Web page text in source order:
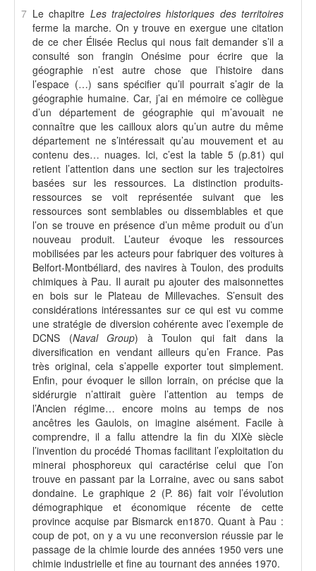
7 Le chapitre Les trajectoires historiques des territoires
ferme la marche. On y trouve en exergue une citation
de ce cher Élisée Reclus qui nous fait demander s’il a
consulté son frangin Onésime pour écrire que la
géographie n’est autre chose que l’histoire dans
l’espace (…) sans spécifier qu’il pourrait s’agir de la
géographie humaine. Car, j’ai en mémoire ce collègue
d’un département de géographie qui m’avouait ne
connaître que les cailloux alors qu’un autre du même
département ne s’intéressait qu’au mouvement et au
contenu des… nuages. Ici, c’est la table 5 (p.81) qui
retient l’attention dans une section sur les trajectoires
basées sur les ressources. La distinction produits-
ressources se voit représentée suivant que les
ressources sont semblables ou dissemblables et que
l’on se trouve en présence d’un même produit ou d’un
nouveau produit. L’auteur évoque les ressources
mobilisées par les acteurs pour fabriquer des voitures à
Belfort-Montbéliard, des navires à Toulon, des produits
chimiques à Pau. Il aurait pu ajouter des maisonnettes
en bois sur le Plateau de Millevaches. S’ensuit des
considérations intéressantes sur ce qui est vu comme
une stratégie de diversion cohérente avec l’exemple de
DCNS (Naval Group) à Toulon qui fait dans la
diversification en vendant ailleurs qu’en France. Pas
très original, cela s’appelle exporter tout simplement.
Enfin, pour évoquer le sillon lorrain, on précise que la
sidérurgie n’attirait guère l’attention au temps de
l’Ancien régime… encore moins au temps de nos
ancêtres les Gaulois, on imagine aisément. Facile à
comprendre, il a fallu attendre la fin du XIXè siècle
l’invention du procédé Thomas facilitant l’exploitation du
minerai phosphoreux qui caractérise celui que l’on
trouve en passant par la Lorraine, avec ou sans sabot
dondaine. Le graphique 2 (P. 86) fait voir l’évolution
démographique et économique récente de cette
province acquise par Bismarck en1870. Quant à Pau :
coup de pot, on y a vu une reconversion réussie par le
passage de la chimie lourde des années 1950 vers une
chimie industrielle et fine au tournant des années 1970.